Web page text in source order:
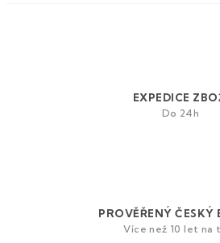
c
í
y
v
EXPEDICE
Do 24h
PROVĚŘENÝ ČESKÝ
Více než 10 let na